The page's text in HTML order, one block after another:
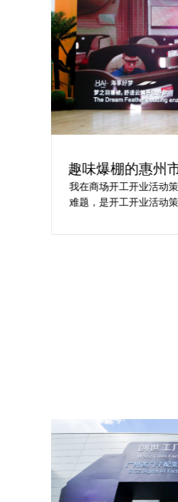
趣味爆棚的惠州
我在商场开工开业活动
难题，是开工开业活动
场开工开业活动策划堪